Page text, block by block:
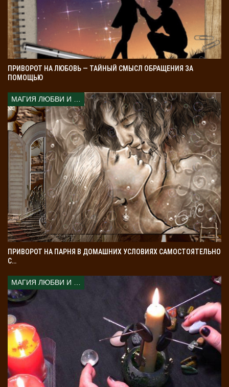
ПРИВОРОТ НА ЛЮБОВЬ — ТАЙНЫЙ СМЫСЛ ОБРАЩЕНИЯ ЗА
ПОМОЩЬЮ
ПРИВОРОТ НА ПАРНЯ В ДОМАШНИХ УСЛОВИЯХ САМОСТОЯТЕЛЬНО
С…